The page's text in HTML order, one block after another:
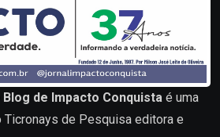
de Impacto Conquista é uma
de Pesquisa editora e